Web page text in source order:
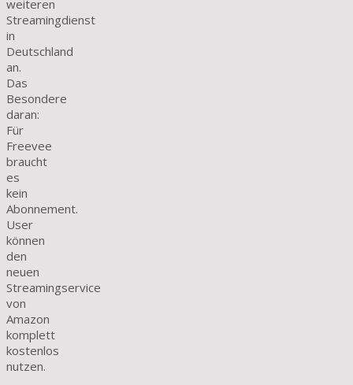
weiteren
Streamingdienst
in
Deutschland
an.
Das
Besondere
daran:
Für
Freevee
braucht
es
kein
Abonnement.
User
können
den
neuen
Streamingservice
von
Amazon
komplett
kostenlos
nutzen.